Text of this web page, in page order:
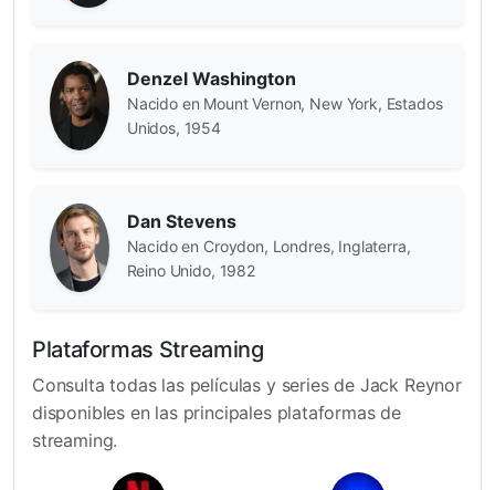
Denzel Washington
Nacido en Mount Vernon, New York, Estados
Unidos, 1954
Dan Stevens
Nacido en Croydon, Londres, Inglaterra,
Reino Unido, 1982
Plataformas Streaming
Consulta todas las películas y series de Jack Reynor
disponibles en las principales plataformas de
streaming.